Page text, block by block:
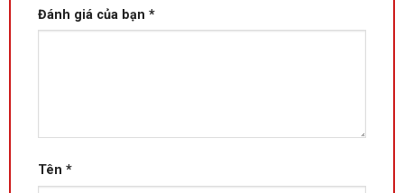
Đánh giá của bạn *
Tên *